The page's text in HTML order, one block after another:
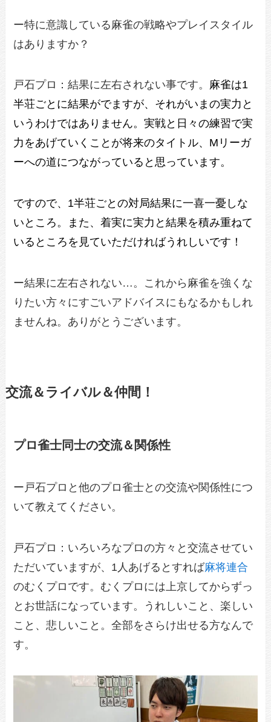
ー特に意識している麻雀の戦略やプレイスタイル
はありますか？
戸石プロ：結果に左右されない事です。 麻雀は1
半荘ごとに結果がでますが、それがいまの実力と
いうわけではありません。実戦と日々の練習で実
力をあげていくことが将来のタイトル、Mリーガ
ーへの道につながっていると思っています。
ですので、1半荘ごとの対局結果に一喜一憂しな
いところ。また、着実に実力と結果を積み重ねて
いるところを見ていただければうれしいです！
ー結果に左右されない…。これから麻雀を強くな
りたい方々にすごいアドバイスにもなるかもしれ
ませんね。ありがとうございます。
交流＆ライバル＆仲間！
プロ雀士同士の交流＆関係性
ー戸石プロと他のプロ雀士との交流や関係性につ
いて教えてください。
戸石プロ：いろいろなプロの方々と交流させてい
ただいていますが、1人あげるとすれば麻将連合
のむくプロです。むくプロには上京してからずっ
とお世話になっています。うれしいこと、楽しい
こと、悲しいこと。全部をさらけ出せる方なんで
す。